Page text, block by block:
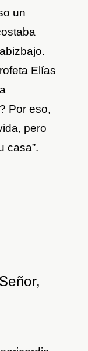
un
Elías
Por eso,
pero
casa”.